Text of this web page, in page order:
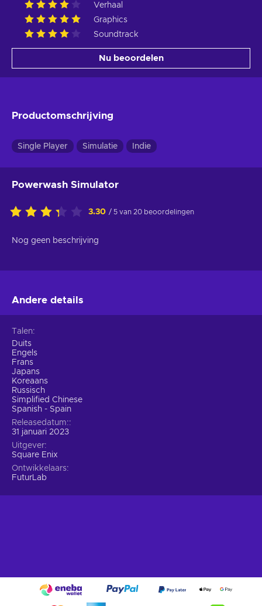
Verhaal
Graphics
Soundtrack
Nu beoordelen
Productomschrijving
Single Player Simulatie Indie
Powerwash Simulator
3.30 / 5 van 20 beoordelingen
Nog geen beschrijving
Andere details
Talen
Duits
Engels
Frans
Japans
Koreaans
Russisch
Simplified Chinese
Spanish - Spain
Releasedatum:
31 januari 2023
Uitgever
Square Enix
Ontwikkelaars
FuturLab